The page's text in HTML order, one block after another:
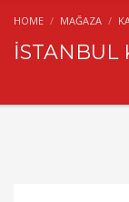
HOME MAĞAZA
İSTANBUL